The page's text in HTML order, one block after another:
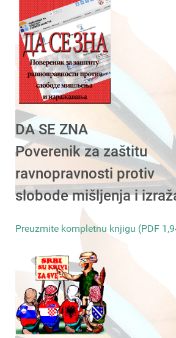
DA SE ZNA
Poverenik za zaštitu
ravnopravnosti protiv
slobode mišljenja i
Preuzmite kompletnu knjigu (PDF